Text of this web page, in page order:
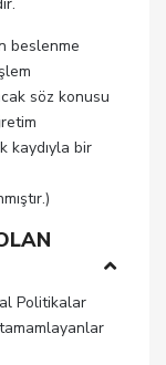
beslenme
söz konusu
kaydıyla bir
Politikalar